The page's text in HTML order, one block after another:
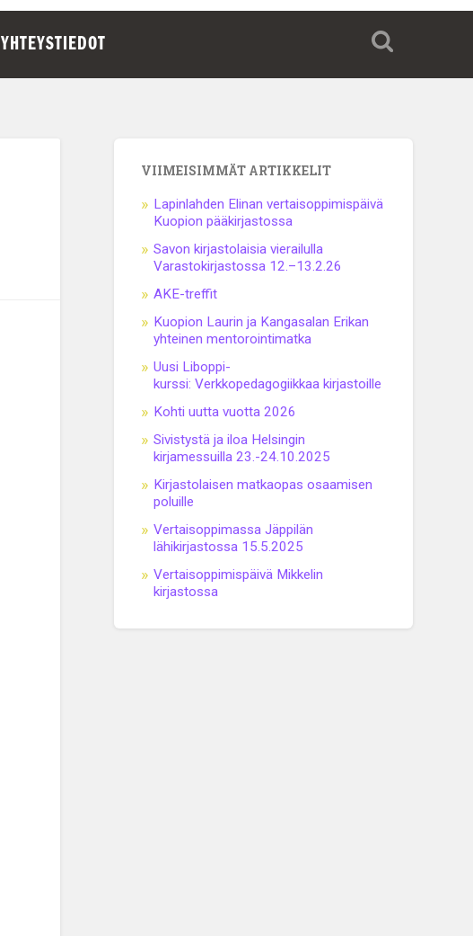
YHTEYSTIEDOT
VIIMEISIMMÄT ARTIKKELIT
Lapinlahden Elinan vertaisoppimispäivä
Kuopion pääkirjastossa
Savon kirjastolaisia vierailulla
Varastokirjastossa 12.–13.2.26
AKE-treffit
Kuopion Laurin ja Kangasalan Erikan
yhteinen mentorointimatka
Uusi Liboppi-
kurssi: Verkkopedagogiikkaa kirjastoille
Kohti uutta vuotta 2026
Sivistystä ja iloa Helsingin
kirjamessuilla 23.-24.10.2025
Kirjastolaisen matkaopas osaamisen
poluille
Vertaisoppimassa Jäppilän
lähikirjastossa 15.5.2025
Vertaisoppimispäivä Mikkelin
kirjastossa